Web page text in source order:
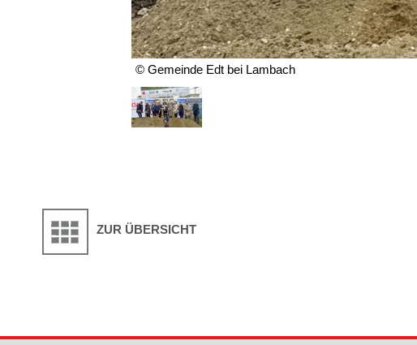
© Gemeinde Edt bei Lambach
ZUR ÜBERSICHT